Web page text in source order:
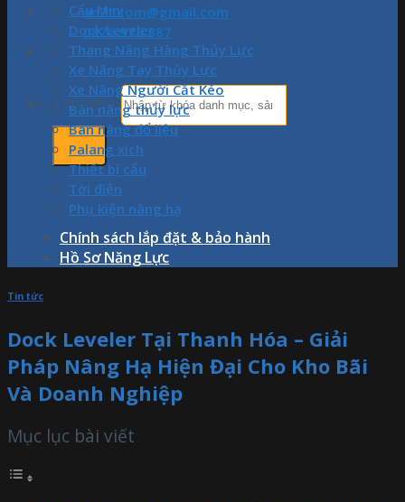
an2t.com@gmail.com
0876.978.887
Tìm kiếm:
Cẩu Mini
Dock Leveler
Thang Nâng Hàng Thủy Lực
Xe Nâng Tay Thủy Lực
Xe Nâng Người Cắt Kéo
Bàn nâng thủy lực
Bàn nâng đổ liệu
Palang xích
Thiết bị cẩu
Tời điện
Phụ kiện nâng hạ
Chính sách lắp đặt & bảo hành
Hồ Sơ Năng Lực
Tin tức
Dock Leveler Tại Thanh Hóa – Giải
Pháp Nâng Hạ Hiện Đại Cho Kho Bãi
Và Doanh Nghiệp
Mục lục bài viết